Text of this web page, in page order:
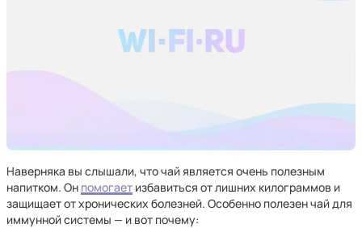
Наверняка вы слышали, что чай является очень полезным
напитком. Он помогает избавиться от лишних килограммов и
защищает от хронических болезней. Особенно полезен чай для
иммунной системы — и вот почему: